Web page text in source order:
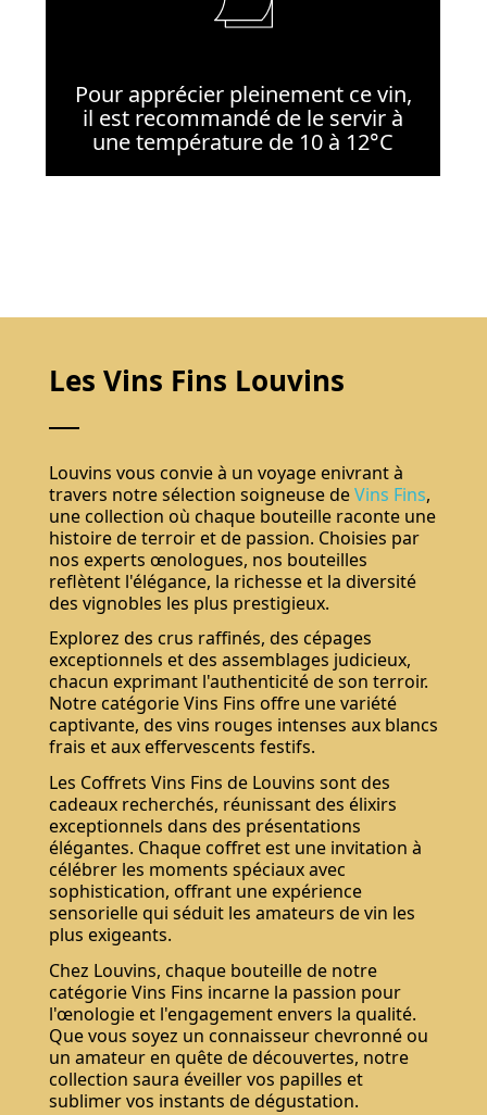
Pour apprécier pleinement ce vin,
il est recommandé de le servir à
une température de 10 à 12°C
Les Vins Fins Louvins
Louvins vous convie à un voyage enivrant à
travers notre sélection soigneuse deVins Fins,
une collection où chaque bouteille raconte une
histoire de terroir et de passion. Choisies par
nos experts œnologues, nos bouteilles
reflètent l'élégance, la richesse et la diversité
des vignobles les plus prestigieux.
Explorez des crus raffinés, des cépages
exceptionnels et des assemblages judicieux,
chacun exprimant l'authenticité de son terroir.
Notre catégorie Vins Fins offre une variété
captivante, des vins rouges intenses aux blancs
frais et aux effervescents festifs.
Les Coffrets Vins Fins de Louvins sont des
cadeaux recherchés, réunissant des élixirs
exceptionnels dans des présentations
élégantes. Chaque coffret est une invitation à
célébrer les moments spéciaux avec
sophistication, offrant une expérience
sensorielle qui séduit les amateurs de vin les
plus exigeants.
Chez Louvins, chaque bouteille de notre
catégorie Vins Fins incarne la passion pour
l'œnologie et l'engagement envers la qualité.
Que vous soyez un connaisseur chevronné ou
un amateur en quête de découvertes, notre
collection saura éveiller vos papilles et
sublimer vos instants de dégustation.